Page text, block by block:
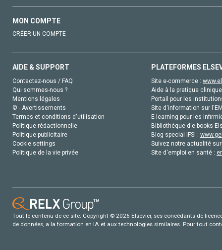
MON COMPTE
CRÉER UN COMPTE
AIDE & SUPPORT
Contactez-nous / FAQ
Qui sommes-nous ?
Mentions légales
© - Avertissements
Termes et conditions d'utilisation
Politique rédactionnelle
Politique publicitaire
Cookie settings
Politique de la vie privée
PLATEFORMES
Site e-commerce :
Aide à la pratique
Portail pour les
Site d'information sur
E-learning pour les
Bibliothèque d'e-books
Blog special IFSI :
Suivez notre actualité
Site d'emploi en santé :
Tout le contenu de ce site: Copyright © 2026 Elsevier, ses concédants de
de données, a la formation en IA et aux technologies similaires. Pour tout